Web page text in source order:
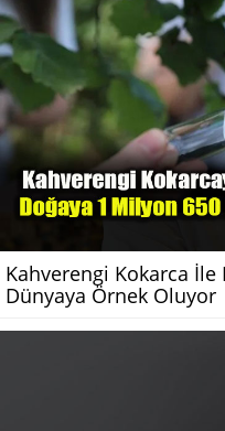
Kahverengi Kokarca
Dünyaya Örnek Oluyor